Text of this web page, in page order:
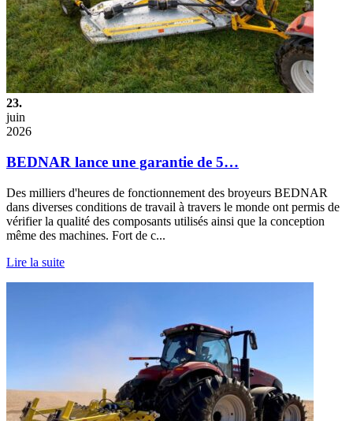
23.
juin
2026
BEDNAR lance une garantie de 5…
Des milliers d'heures de fonctionnement des broyeurs BEDNAR
dans diverses conditions de travail à travers le monde ont permis de
vérifier la qualité des composants utilisés ainsi que la conception
même des machines. Fort de c...
Lire la suite